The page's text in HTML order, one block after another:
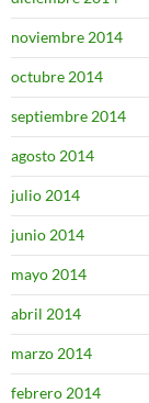
noviembre 2014
octubre 2014
septiembre 2014
agosto 2014
julio 2014
junio 2014
mayo 2014
abril 2014
marzo 2014
febrero 2014